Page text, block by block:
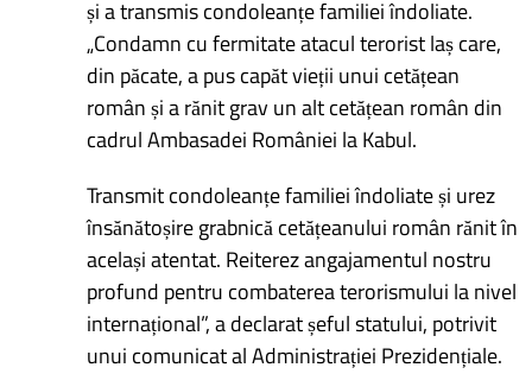
și a transmis condoleanțe familiei îndoliate.
„Condamn cu fermitate atacul terorist laș care,
din păcate, a pus capăt vieții unui cetățean
român și a rănit grav un alt cetățean român din
cadrul Ambasadei României la Kabul.
Transmit condoleanțe familiei îndoliate și urez
însănătoșire grabnică cetățeanului român rănit în
același atentat. Reiterez angajamentul nostru
profund pentru combaterea terorismului la nivel
internațional”, a declarat șeful statului, potrivit
unui comunicat al Administrației Prezidențiale.